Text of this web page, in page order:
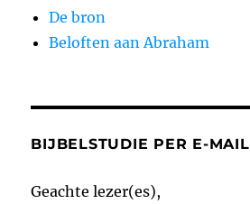
De bron
Beloften aan Abraham
BIJBELSTUDIE PER E-MAIL
Geachte lezer(es),